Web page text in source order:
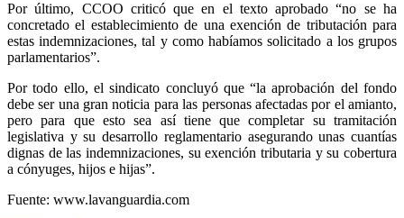
Por último, CCOO criticó que en el texto aprobado “no se ha
concretado el establecimiento de una exención de tributación para
estas indemnizaciones, tal y como habíamos solicitado a los grupos
parlamentarios”.
Por todo ello, el sindicato concluyó que “la aprobación del fondo
debe ser una gran noticia para las personas afectadas por el amianto,
pero para que esto sea así tiene que completar su tramitación
legislativa y su desarrollo reglamentario asegurando unas cuantías
dignas de las indemnizaciones, su exención tributaria y su cobertura
a cónyuges, hijos e hijas”.
Fuente: www.lavanguardia.com